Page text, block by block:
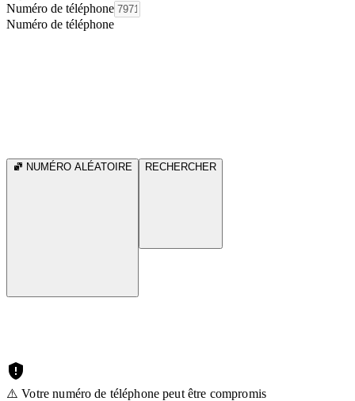
Numéro de téléphone
Numéro de téléphone
NUMÉRO ALÉATOIRE RECHERCHER
⚠️ Votre numéro de téléphone peut être compromis